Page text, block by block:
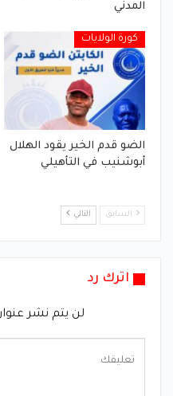
المدني
كورة الولايات
الضو قدم الخير يقود الهلال
أبوشنيب في التأهيلي
السابق التالي
اترك رد
لن يتم نشر